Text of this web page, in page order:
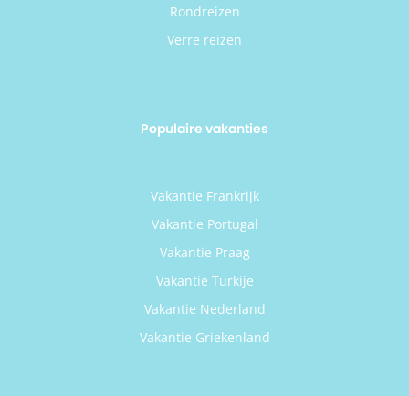
Rondreizen
Verre reizen
Populaire vakanties
Vakantie Frankrijk
Vakantie Portugal
Vakantie Praag
Vakantie Turkije
Vakantie Nederland
Vakantie Griekenland